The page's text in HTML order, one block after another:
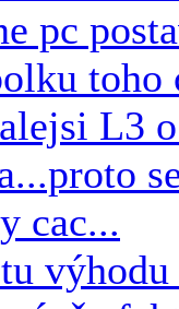
pc
toho
L3
cac...